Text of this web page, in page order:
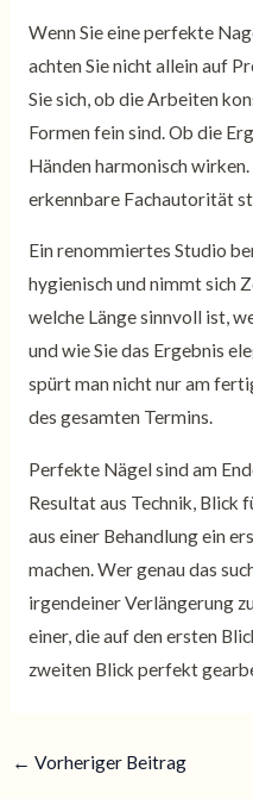
Wenn Sie eine perfekte
achten Sie nicht allein auf
Sie sich, ob die Arbeiten
Formen fein sind. Ob die
Händen harmonisch
erkennbare Fachautorität
Ein renommiertes Studio
hygienisch und nimmt sich
welche Länge sinnvoll ist,
und wie Sie das Ergebnis
spürt man nicht nur am
des gesamten Termins.
Perfekte Nägel sind am
Resultat aus Technik, Blick
aus einer Behandlung ein
machen. Wer genau das
irgendeiner Verlängerung
einer, die auf den ersten
zweiten Blick perfekt
← Vorheriger Beitrag